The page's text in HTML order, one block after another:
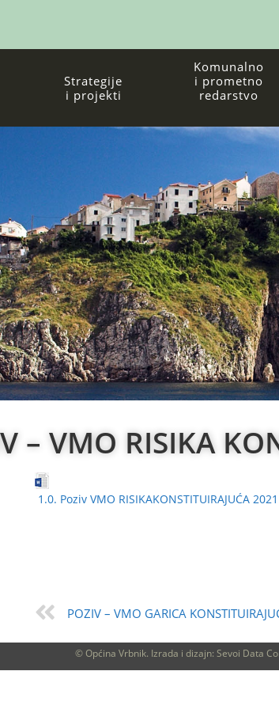
Strategije
i projekti
Komunalno
i prometno
redarstvo
– VMO RISIKA
1.0. Poziv VMO RISIKAKONSTITUIRAJUĆA
POZIV – VMO GARICA
© Općina Vrbnik. Izrada i dizajn: Sevoi Data